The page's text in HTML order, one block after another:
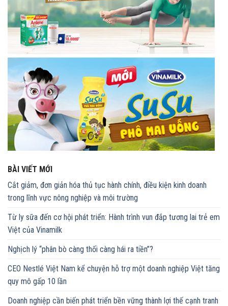
BÀI VIẾT MỚI
Cắt giảm, đơn giản hóa thủ tục hành chính, điều kiện kinh doanh
trong lĩnh vực nông nghiệp và môi trường
Từ ly sữa đến cơ hội phát triển: Hành trình vun đắp tương lai trẻ em
Việt của Vinamilk
Nghịch lý “phân bò càng thối càng hái ra tiền”?
CEO Nestlé Việt Nam kể chuyện hỗ trợ một doanh nghiệp Việt tăng
quy mô gấp 10 lần
Doanh nghiệp cần biến phát triển bền vững thành lợi thế cạnh tranh